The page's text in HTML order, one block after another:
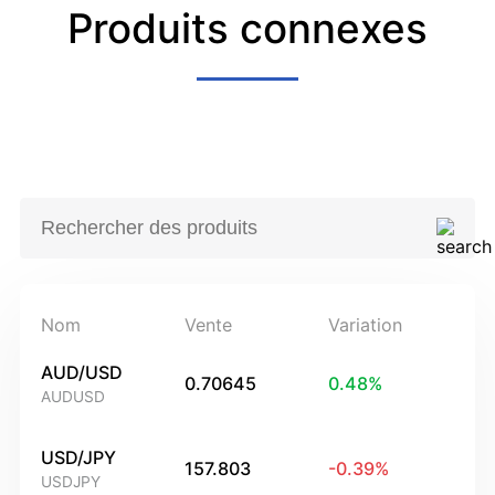
Produits connexes
Nom Vente Variation
AUD/USD
AUDUSD
0.70645 0.48%
USD/JPY
USDJPY
157.803 -0.39%